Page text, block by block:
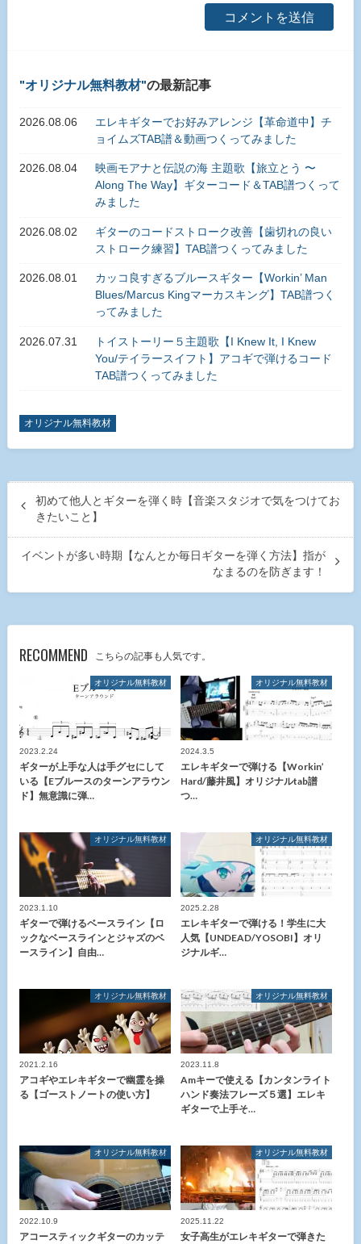
オリジナル無料教材 の最新記事
2026.08.06
エレキギターでお好みアレンジ【革命道中】チ
ョイムズTAB譜＆動画つくってみました
2026.08.04
映画モアナと伝説の海 主題歌【旅立とう 〜
Along The Way】ギターコード＆TAB譜つくって
みました
2026.08.02
ギターのコードストローク改善【歯切れの良い
ストローク練習】TAB譜つくってみました
2026.08.01
カッコ良すぎるブルースギター【Workin’ Man
Blues/Marcus Kingマーカスキング】TAB譜つく
ってみました
2026.07.31
トイストーリー５主題歌【I Knew It, I Knew
You/テイラースイフト】アコギで弾けるコード
TAB譜つくってみました
オリジナル無料教材
初めて他人とギターを弾く時【音楽スタジオで気をつけてお
きたいこと】
イベントが多い時期【なんとか毎日ギターを弾く方法】指が
なまるのを防ぎます！
RECOMMEND こちらの記事も人気です。
オリジナル無料教材
2023.2.24
ギターが上手な人は手グセにして
いる【Eブルースのターンアラウン
ド】無意識に弾…
オリジナル無料教材
2024.3.5
エレキギターで弾ける【Workin’
Hard/藤井風】オリジナルtab譜
つ…
オリジナル無料教材
2023.1.10
ギターで弾けるベースライン【ロ
ックなベースラインとジャズのベ
ースライン】自由…
オリジナル無料教材
2025.2.28
エレキギターで弾ける！学生に大
人気【UNDEAD/YOSOBI】オリ
ジナルギ…
オリジナル無料教材
2021.2.16
アコギやエレキギターで幽霊を操
る【ゴーストノートの使い方】
オリジナル無料教材
2023.11.8
Amキーで使える【カンタンライト
ハンド奏法フレーズ５選】エレキ
ギターで上手そ…
オリジナル無料教材
2022.10.9
アコースティックギターのカッテ
オリジナル無料教材
2025.11.22
女子高生がエレキギターで弾きた